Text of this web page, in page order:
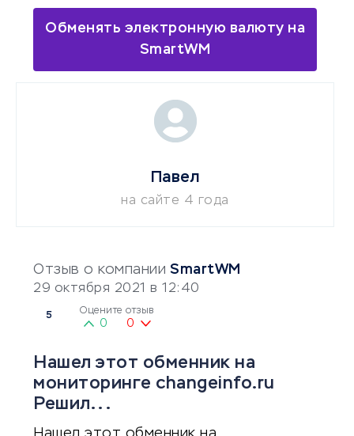
Обменять электронную валюту на
SmartWM
Отзыв о компании SmartWM
29 октября 2021 в 12:40
5 Оцените отзыв
0 0
Нашел этот обменник на
мониторинге changeinfo.ru
Решил...
Павел
на сайте 4 года